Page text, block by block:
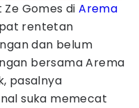
Ze Gomes diArema
rentetan
dan belum
bersama Arema
pasalnya
suka memecat